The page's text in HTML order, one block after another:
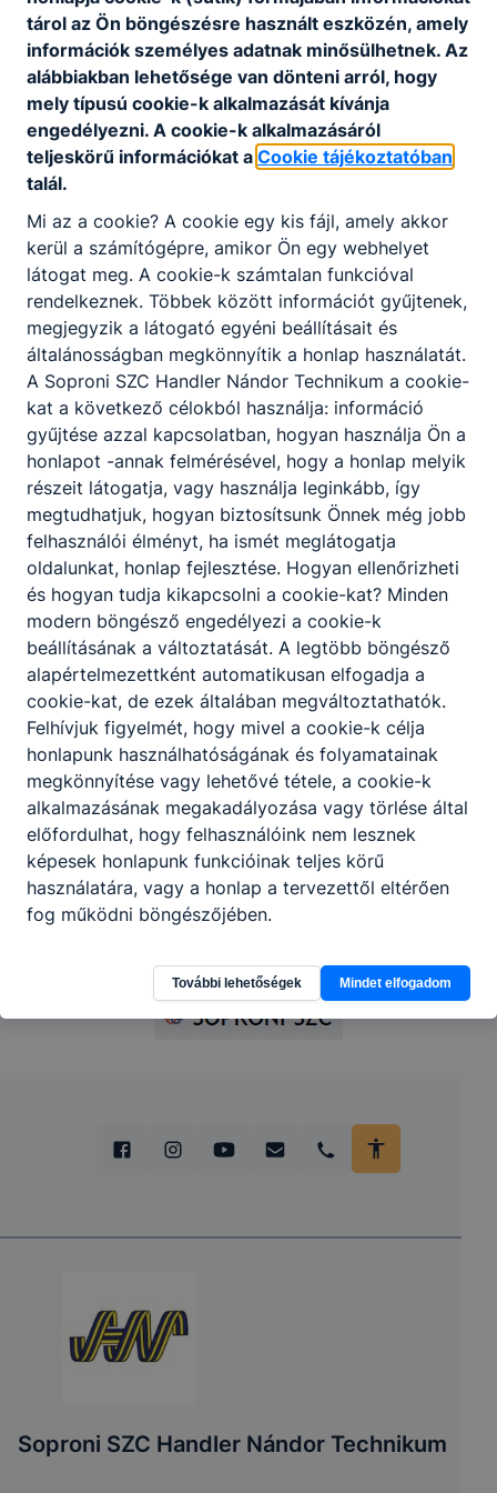
alkalmasság)
- Kőműves (1 év, Építőipari gyakorlat és Eü
alkalmasság)
- Szárazépítő (1 év, Építőipari gyakorlat és Eü
alkalmasság)
- Szigetelő (1 év, Építőipari gyakorlat és Eü
alkalmasság)
alkalmasság)
- Informatikai rendszer- és alkalmazás üzemeltető
(1,5 év, Érettségi és Eü alkalmasság)
- Divatszabó (1,5 év, 8 elvégzett osztály és Eü
alkalmasság)
- Grafikus (1,5 év, Érettségi és Eü alkalmasság)
- Oktatási szakasszisztens (1,5 év, Érettségi és Eü
alkalmasság)
- Fodrász (1,5 év, Érettségi és Eü alkalmasság)
A jelentkezési lapot csak gmail.com-os e-mail
címmel tudja kitölteni!Ha nincs Önnek, akkor
kérem hozzon létre egyet!
A jelentkezési lap erre a linkre kattintva érhető el.
Partnereink
Soproni SZC Handler Nándor Technikum
tárol az Ön böngészésre használt eszközén, amely
információk személyes adatnak minősülhetnek. Az
alábbiakban lehetősége van dönteni arról, hogy
mely típusú cookie-k alkalmazását kívánja
engedélyezni. A cookie-k alkalmazásáról
teljeskörű információkat a Cookie tájékoztatóban
talál.
Mi az a cookie? A cookie egy kis fájl, amely akkor
kerül a számítógépre, amikor Ön egy webhelyet
látogat meg. A cookie-k számtalan funkcióval
rendelkeznek. Többek között információt gyűjtenek,
megjegyzik a látogató egyéni beállításait és
általánosságban megkönnyítik a honlap használatát.
A Soproni SZC Handler Nándor Technikum a cookie-
kat a következő célokból használja: információ
gyűjtése azzal kapcsolatban, hogyan használja Ön a
honlapot -annak felmérésével, hogy a honlap melyik
részeit látogatja, vagy használja leginkább, így
megtudhatjuk, hogyan biztosítsunk Önnek még jobb
felhasználói élményt, ha ismét meglátogatja
oldalunkat, honlap fejlesztése. Hogyan ellenőrizheti
és hogyan tudja kikapcsolni a cookie-kat? Minden
modern böngésző engedélyezi a cookie-k
beállításának a változtatását. A legtöbb böngésző
alapértelmezettként automatikusan elfogadja a
cookie-kat, de ezek általában megváltoztathatók.
Felhívjuk figyelmét, hogy mivel a cookie-k célja
honlapunk használhatóságának és folyamatainak
megkönnyítése vagy lehetővé tétele, a cookie-k
alkalmazásának megakadályozása vagy törlése által
előfordulhat, hogy felhasználóink nem lesznek
képesek honlapunk funkcióinak teljes körű
használatára, vagy a honlap a tervezettől eltérően
fog működni böngészőjében.
További lehetőségek Mindet elfogadom